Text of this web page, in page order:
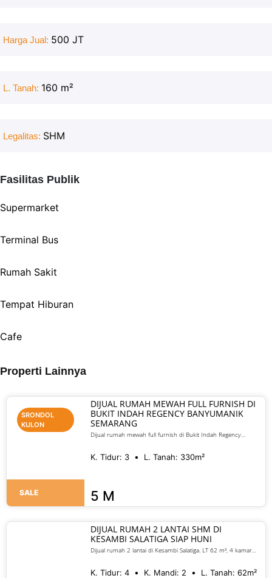
Harga Jual: 500 JT
L. Tanah: 160 m²
Legalitas: SHM
Fasilitas Publik
Supermarket
Terminal Bus
Rumah Sakit
Tempat Hiburan
Cafe
Properti Lainnya
SRONDOL
KULON
SALE
DIJUAL RUMAH MEWAH FULL FURNISH DI
BUKIT INDAH REGENCY BANYUMANIK
SEMARANG
Dijual rumah mewah full furnish di Bukit Indah Regency
premium. Harga 5 M nego
K. Tidur: 3 L. Tanah: 330m²
5 M
DIJUAL RUMAH 2 LANTAI SHM DI
KESAMBI SALATIGA SIAP HUNI
Dijual rumah 2 lantai di Kesambi Salatiga. LT 62 m², 4 kamar
K. Tidur: 4 K. Mandi: 2 L. Tanah: 62m²